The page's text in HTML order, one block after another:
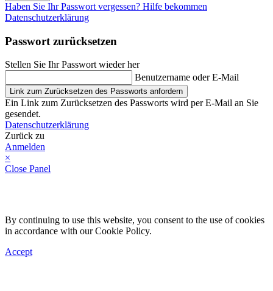
Haben Sie Ihr Passwort vergessen? Hilfe bekommen
Datenschutzerklärung
Passwort zurücksetzen
Stellen Sie Ihr Passwort wieder her
Benutzername oder E-Mail
Link zum Zurücksetzen des Passworts anfordern
Ein Link zum Zurücksetzen des Passworts wird per E-Mail an Sie
gesendet.
Datenschutzerklärung
Zurück zu
Anmelden
×
Close Panel
By continuing to use this website, you consent to the use of cookies
in accordance with our Cookie Policy.
Accept